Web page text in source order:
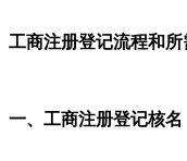
工商注册登记流程和所
一、 工商注册登记核名